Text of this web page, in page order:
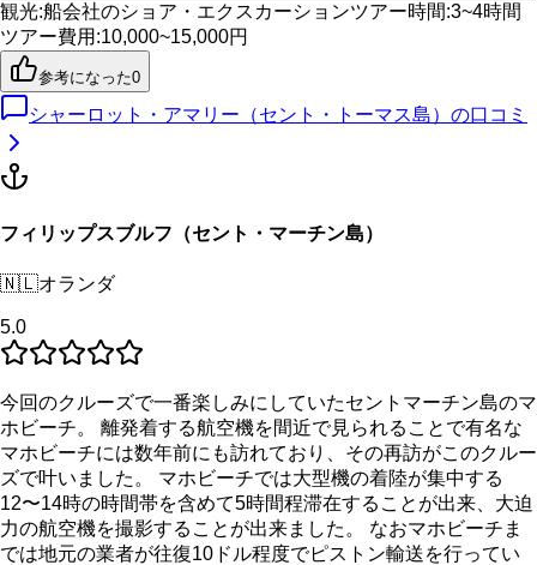
観光:船会社のショア・エクスカーションツアー時間:3~4時間
ツアー費用 :10,000~15,000円
参考になった0
シャーロット・アマリー（セント・トーマス島） の口コミ
フィリップスブルフ（セント・マーチン島）
🇳🇱オランダ
5.0
今回のクルーズで一番楽しみにしていたセントマーチン島のマ
ホビーチ。 離発着する航空機を間近で見られることで有名な
マホビーチには数年前にも訪れており、その再訪がこのクルー
ズで叶いました。 マホビーチでは大型機の着陸が集中する
12〜14時の時間帯を含めて5時間程滞在することが出来、大迫
力の航空機を撮影することが出来ました。 なおマホビーチま
では地元の業者が往復10ドル程度でピストン輸送を行ってい